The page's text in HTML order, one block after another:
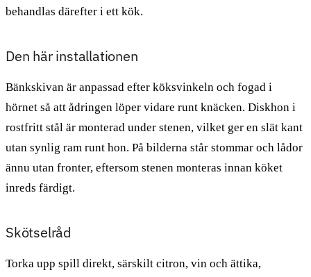
behandlas därefter i ett kök.
Den här installationen
Bänkskivan är anpassad efter köksvinkeln och fogad i
hörnet så att ådringen löper vidare runt knäcken. Diskhon i
rostfritt stål är monterad under stenen, vilket ger en slät kant
utan synlig ram runt hon. På bilderna står stommar och lådor
ännu utan fronter, eftersom stenen monteras innan köket
inreds färdigt.
Skötselråd
Torka upp spill direkt, särskilt citron, vin och ättika,